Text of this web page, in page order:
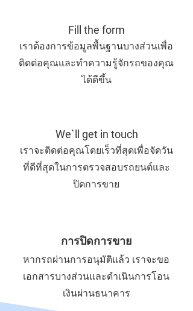
Fill the form
เราต้องการข้อมูลพื้นฐานบางส่วนเพื่อ
ติดต่อคุณและทำความรู้จักรถของคุณ
ได้ดีขึ้น
We`ll get in touch
เราจะติดต่อคุณโดยเร็วที่สุดเพื่อจัดวัน
ที่ดีที่สุดในการตรวจสอบรถยนต์และ
ปิดการขาย
การปิดการขาย
หากรถผ่านการอนุมัติแล้ว เราจะขอ
เอกสารบางส่วนและดำเนินการโอน
เงินผ่านธนาคาร